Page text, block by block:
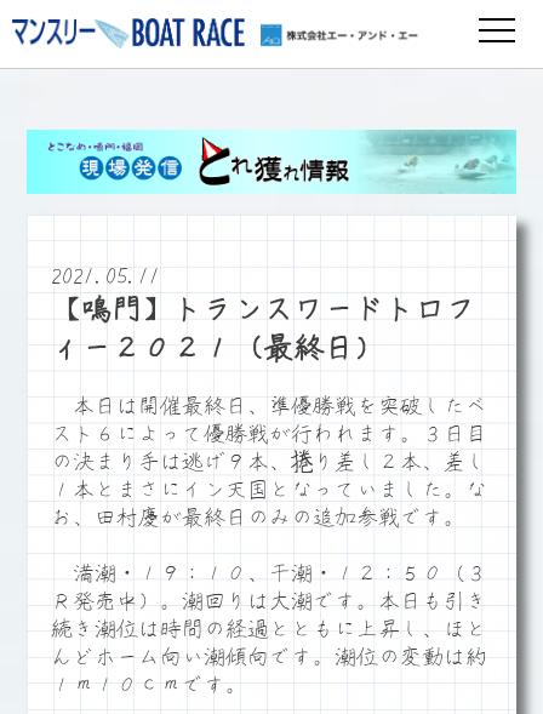
2021.05.11
【鳴門】トランスワードトロフ
ィー２０２１（最終日）
本日は開催最終日、準優勝戦を突破したベ
スト６によって優勝戦が行われます。３日目
の決まり手は逃げ９本、捲り差し２本、差し
１本とまさにイン天国となっていました。な
お、田村慶が最終日のみの追加参戦です。
満潮・１９：１０、干潮・１２：５０（３
Ｒ発売中）。潮回りは大潮です。本日も引き
続き潮位は時間の経過とともに上昇し、ほと
んどホーム向い潮傾向です。潮位の変動は約
１ｍ１０ｃｍです。